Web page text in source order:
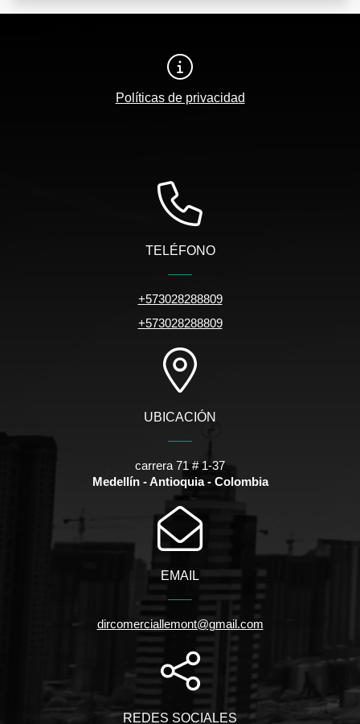
Políticas de privacidad
TELÉFONO
+573028288809
+573028288809
UBICACIÓN
carrera 71 # 1-37
Medellín - Antioquia - Colombia
EMAIL
dircomerciallemont@gmail.com
REDES SOCIALES